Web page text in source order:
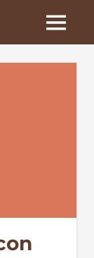
MENU